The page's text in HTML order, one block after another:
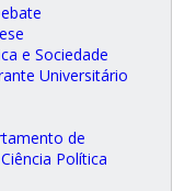
e Sociedade
Universitário
de
Política